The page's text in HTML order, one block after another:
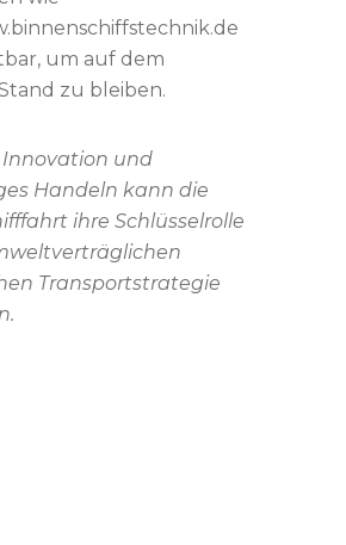
um auf dem
zu bleiben.
und
Handeln kann die
ihre Schlüsselrolle
Transportstrategie